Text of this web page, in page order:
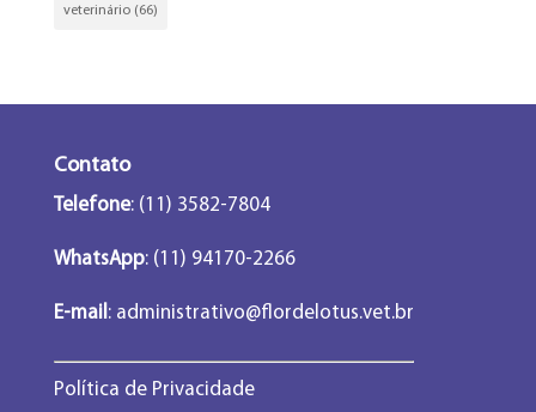
veterinário(66)
Contato
Telefone: (11) 3582-7804
WhatsApp: (11) 94170-2266
E-mail :administrativo@flordelotus.vet.br
Política de Privacidade